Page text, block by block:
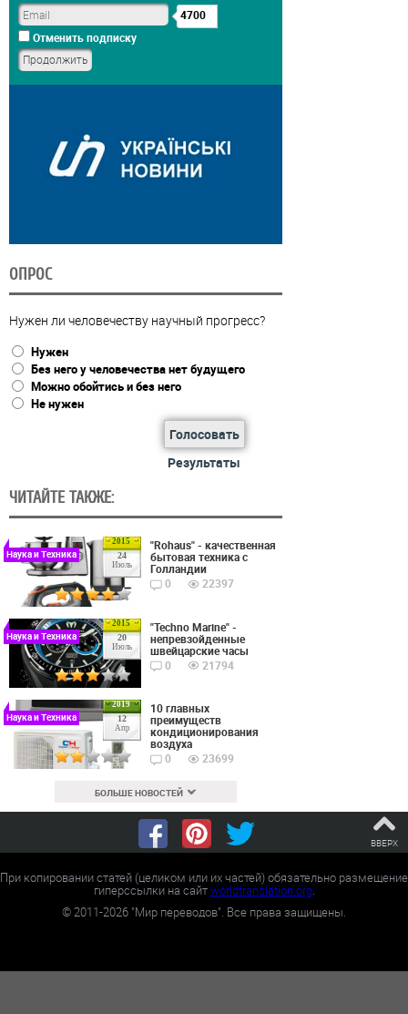
4700
Отменить подписку
ОПРОС
Нужен ли человечеству научный прогресс?
Нужен
Без него у человечества нет будущего
Можно обойтись и без него
Не нужен
Голосовать
Результаты
ЧИТАЙТЕ ТАКЖЕ:
2015
24
Июль
Наука и Техника
"Rohaus" - качественная
бытовая техника с
Голландии
0
22397
2015
20
Июль
Наука и Техника
"Techno Marine" -
непревзойденные
швейцарские часы
0
21794
2019
12
Апр
Наука и Техника
10 главных
преимуществ
кондиционирования
воздуха
0
23699
БОЛЬШЕ НОВОСТЕЙ
ВВЕРХ
При копировании статей (целиком или их частей) обязательно размещение
гиперссылки на сайтworldtranslation.org.
©2011-2026 "Мир переводов". Все права защищены.